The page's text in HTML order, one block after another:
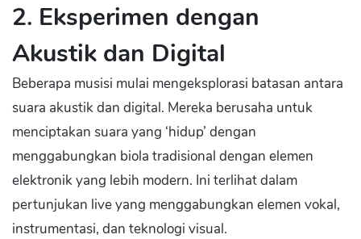
2. Eksperimen dengan
Akustik dan Digital
Beberapa musisi mulai mengeksplorasi batasan antara
suara akustik dan digital. Mereka berusaha untuk
menciptakan suara yang ‘hidup’ dengan
menggabungkan biola tradisional dengan elemen
elektronik yang lebih modern. Ini terlihat dalam
pertunjukan live yang menggabungkan elemen vokal,
instrumentasi, dan teknologi visual.